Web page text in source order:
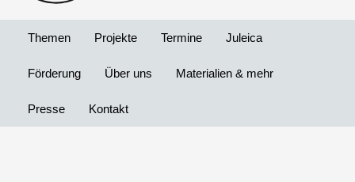
Themen Projekte Termine Juleica
Förderung Über uns Materialien & mehr
Presse Kontakt